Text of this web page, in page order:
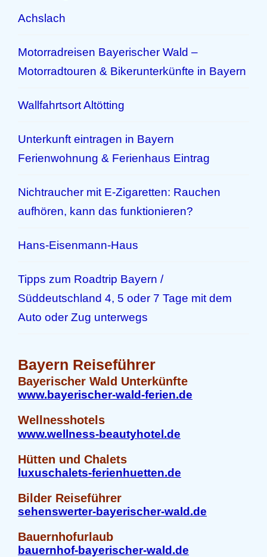
Achslach
Motorradreisen Bayerischer Wald –
Motorradtouren & Bikerunterkünfte in Bayern
Wallfahrtsort Altötting
Unterkunft eintragen in Bayern
Ferienwohnung & Ferienhaus Eintrag
Nichtraucher mit E-Zigaretten: Rauchen
aufhören, kann das funktionieren?
Hans-Eisenmann-Haus
Tipps zum Roadtrip Bayern /
Süddeutschland 4, 5 oder 7 Tage mit dem
Auto oder Zug unterwegs
Bayern Reiseführer
Bayerischer Wald Unterkünfte
www.bayerischer-wald-ferien.de
Wellnesshotels
www.wellness-beautyhotel.de
Hütten und Chalets
luxuschalets-ferienhuetten.de
Bilder Reiseführer
sehenswerter-bayerischer-wald.de
Bauernhofurlaub
bauernhof-bayerischer-wald.de